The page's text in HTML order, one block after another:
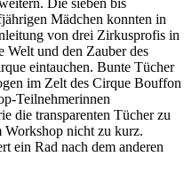
Die sieben bis
Mädchen konnten in
von drei Zirkusprofis in
Welt und den Zauber des
eintauchen. Bunte Tücher
im Zelt des Cirque Bouffon
Teilnehmerinnen
die transparenten Tücher zu
nicht zu kurz.
ein Rad nach dem anderen